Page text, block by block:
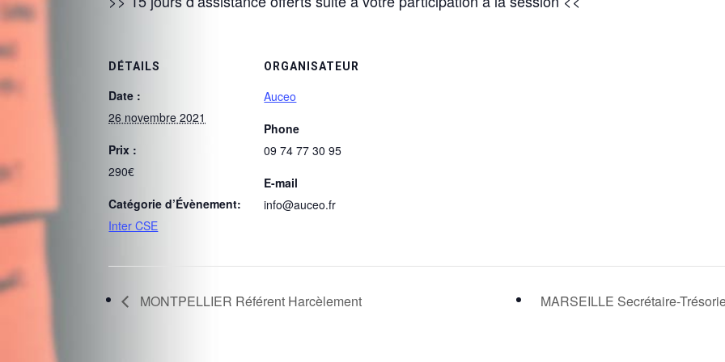
DÉTAILS
Date :
26 novembre 2021
Prix :
290€
Catégorie d’Évènement:
Inter CSE
ORGANISATEUR
Auceo
Phone
09 74 77 30 95
E-mail
info@auceo.fr
MONTPELLIER Référent Harcèlement MARSEILLE Secrétaire-